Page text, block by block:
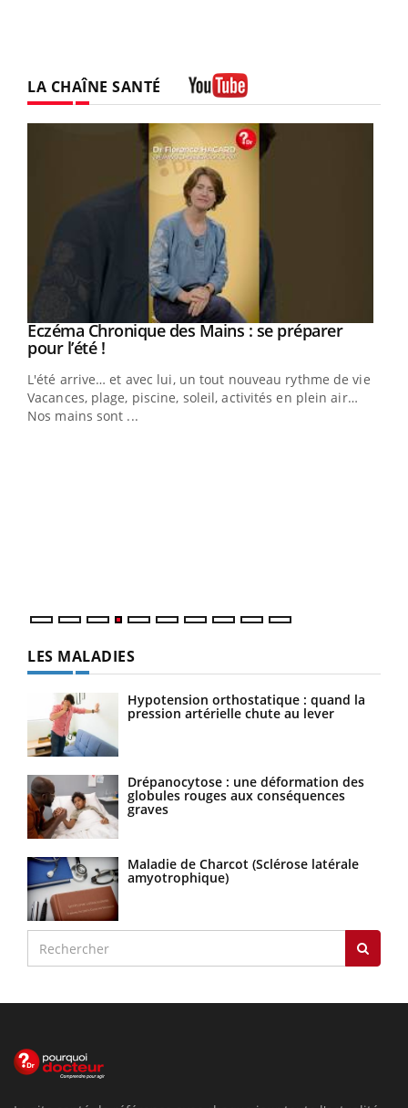
LA CHAÎNE SANTÉ
Youtube
Eczéma Chronique des Mains : se préparer
pour l’été !Youtube
L'été arrive… et avec lui, un tout nouveau rythme de vie !
Vacances, plage, piscine, soleil, activités en plein air…
Nos mains sont ...
LES MALADIES
Hypotension orthostatique : quand la
pression artérielle chute au lever
Drépanocytose : une déformation des
globules rouges aux conséquences
graves
Maladie de Charcot (Sclérose latérale
amyotrophique)